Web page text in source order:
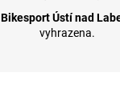
Bikesport Ústí nad
vyhrazena.